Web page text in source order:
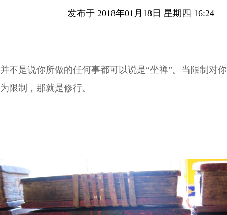
发布于 2018年01月18日 星期四 16:24
并不是说你所做的任何事都可以说是“坐禅”。当限制对
为限制，那就是修行。